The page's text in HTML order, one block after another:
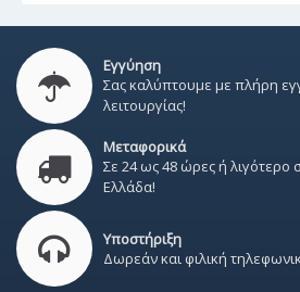
Εγγύηση
Σας καλύπτουμε με πλήρη
λειτουργίας!
Μεταφορικά
Σε 24 ως 48 ώρες ή λιγότερο
Ελλάδα!
Υποστήριξη
Δωρεάν και φιλική